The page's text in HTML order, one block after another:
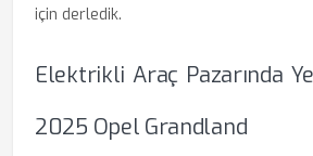
için derledik.
Elektrikli Araç Pazarında
2025 Opel Grandland